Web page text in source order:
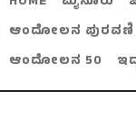
ಆಂದೋಲನ ಪುರವಣಿ
ಆಂದೋಲನ 50